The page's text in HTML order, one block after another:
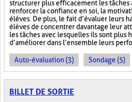
structurer plus efficacement les tâches
renforcer la confiance en soi, la
élèves. De plus, le fait d’évaluer leurs
élèves de concentrer davantage leur
les tâches avec lesquelles ils sont plus
d’améliorer dans l’ensemble leurs
Auto-évaluation (3) Sondage (5)
BILLET DE SORTIE